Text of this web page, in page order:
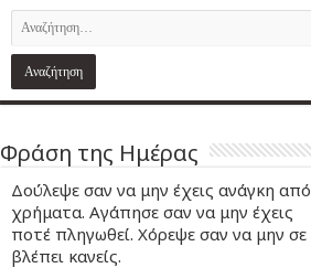
Φράση της Ημέρας
Δούλεψε σαν να μην έχεις ανάγκη από
χρήματα. Αγάπησε σαν να μην έχεις
ποτέ πληγωθεί. Χόρεψε σαν να μην σε
βλέπει κανείς.